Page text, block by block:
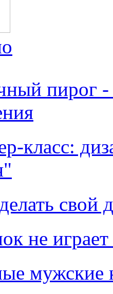
пирог -
класс:
не
мужские